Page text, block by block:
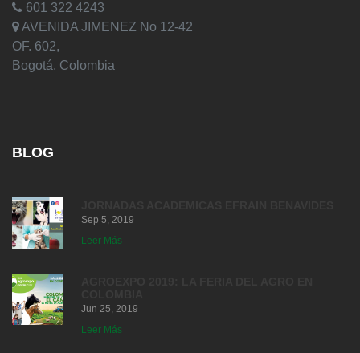
601 322 4243
AVENIDA JIMENEZ No 12-42
OF. 602,
Bogotá, Colombia
BLOG
Sep 5, 2019
Leer Más
Jun 25, 2019
Leer Más